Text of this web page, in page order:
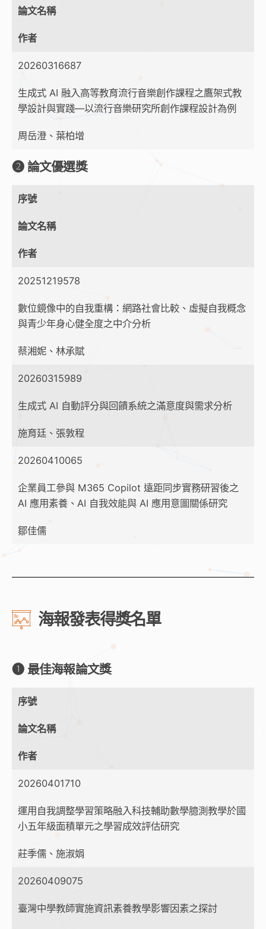
論文名稱
作者
20260316687
生成式 AI 融入高等教育流行音樂創作課程之鷹架式教
學設計與實踐—以流行音樂研究所創作課程設計為例
周岳澄、葉柏增
➋ 論文優選獎
序號
論文名稱
作者
20251219578
數位鏡像中的自我重構：網路社會比較、虛擬自我概念
與青少年身心健全度之中介分析
蔡湘妮、林承賦
20260315989
生成式 AI 自動評分與回饋系統之滿意度與需求分析
施育廷、張敦程
20260410065
企業員工參與 M365 Copilot 遠距同步實務研習後之
AI 應用素養、AI 自我效能與 AI 應用意圖關係研究
鄒佳儒
海報發表得獎名單
➊ 最佳海報論文獎
序號
論文名稱
作者
20260401710
運用自我調整學習策略融入科技輔助數學臆測教學於國
小五年級面積單元之學習成效評估研究
莊季儒、施淑娟
20260409075
臺灣中學教師實施資訊素養教學影響因素之探討